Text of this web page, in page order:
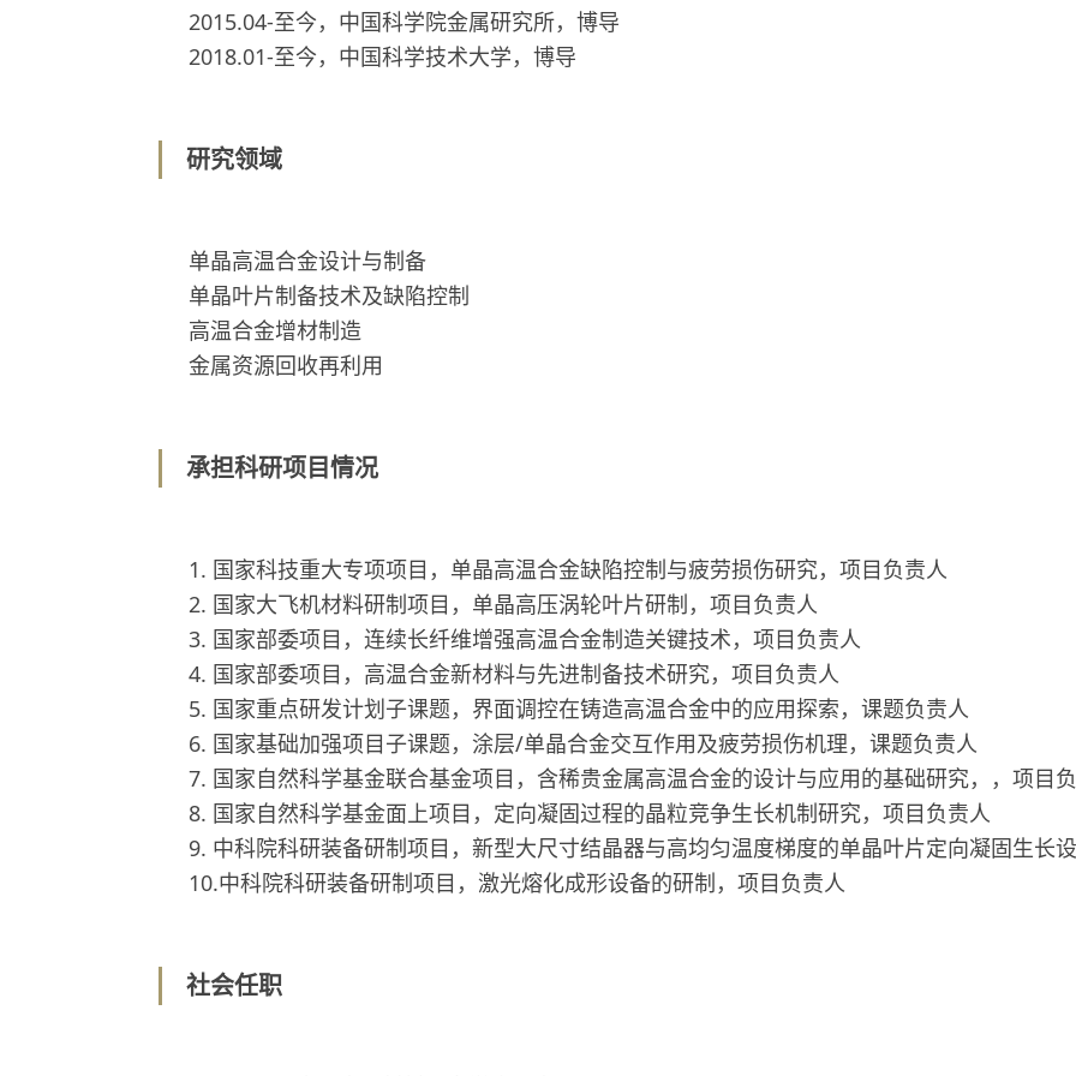
2015.04-至今，中国科学院金属研究所，博导
2018.01-至今，中国科学技术大学，博导
研究领域
单晶高温合金设计与制备
单晶叶片制备技术及缺陷控制
高温合金增材制造
金属资源回收再利用
承担科研项目情况
1. 国家科技重大专项项目，单晶高温合金缺陷控制与疲劳损伤研究，项目负责人
2. 国家大飞机材料研制项目，单晶高压涡轮叶片研制，项目负责人
3. 国家部委项目，连续长纤维增强高温合金制造关键技术，项目负责人
4. 国家部委项目，高温合金新材料与先进制备技术研究，项目负责人
5. 国家重点研发计划子课题，界面调控在铸造高温合金中的应用探索，课题负责人
6. 国家基础加强项目子课题，涂层/单晶合金交互作用及疲劳损伤机理，课题负责人
7. 国家自然科学基金联合基金项目，含稀贵金属高温合金的设计与应用的基础研究，，项目
8. 国家自然科学基金面上项目，定向凝固过程的晶粒竞争生长机制研究，项目负责人
9. 中科院科研装备研制项目，新型大尺寸结晶器与高均匀温度梯度的单晶叶片定向凝固生长
10.中科院科研装备研制项目，激光熔化成形设备的研制，项目负责人
社会任职